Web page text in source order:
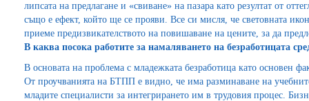
липсата на предлагане и «свиване» на пазара като резултат от
също е ефект, който ще се прояви. Все си мисля, че световната
приеме предизвикателството на повишаване на цените, за да
В каква посока работите за намаляването на безработицата
В основата на проблема с младежката безработица като основен
От проучванията на БТПП е видно, че има разминаване на
младите специалисти за интегрирането им в трудовия процес.